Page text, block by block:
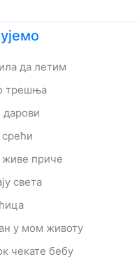
да летим
трешња
живе приче
света
у мом животу
чекате бебу